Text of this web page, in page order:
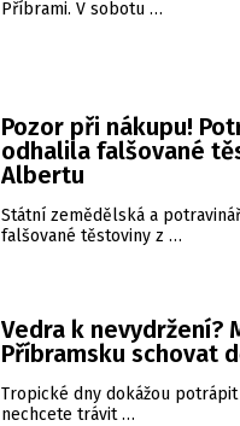
Příbrami. V sobotu …
Pozor při nákupu!
odhalila falšované
Albertu
Státní zemědělská a
falšované těstoviny z …
Vedra k nevydržení?
Příbramsku schovat
Tropické dny dokážou
nechcete trávit …